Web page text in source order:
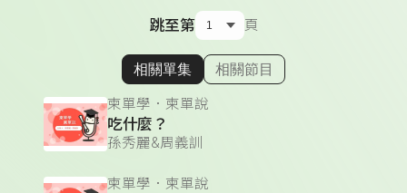
跳至第 頁
顯示相關單集
相關單集 相關節目
柬單學．柬單說
吃什麼？
孫秀麗&周義訓
柬單學．柬單說